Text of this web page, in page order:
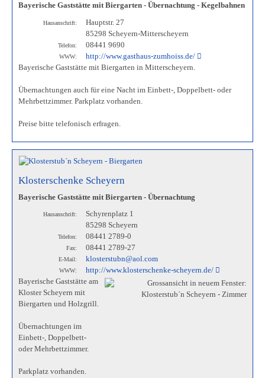
Bayerische Gaststätte mit Biergarten - Übernachtung - Kegelbahnen
Hausanschrift:
Hauptstr. 27
85298 Scheyern-Mitterscheyern
Telefon: 08441 9690
WWW:
http://www.gasthaus-zumhoiss.de/
Bayerische Gaststätte mit Biergarten in Mitterscheyern.
Übernachtungen auch für eine Nacht im Einbett-, Doppelbett- oder
Mehrbettzimmer. Parkplatz vorhanden.
Preise bitte telefonisch erfragen.
Klosterschenke Scheyern
Bayerische Gaststätte mit Biergarten - Übernachtung
Hausanschrift:
Schyrenplatz 1
85298 Scheyern
Telefon: 08441 2789-0
Fax: 08441 2789-27
E-Mail: klosterstubn@aol.com
WWW:
http://www.klosterschenke-scheyern.de/
Bayerische Gaststätte am
Kloster Scheyern mit
Biergarten und Holzgrill.
Übernachtungen im
Einbett-, Doppelbett-
oder Mehrbettzimmer.
Parkplatz vorhanden.